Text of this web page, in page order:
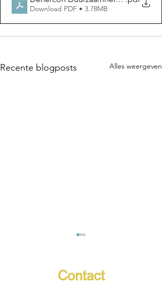
Download PDF • 3.78MB
Recente blogposts Alles weergeven
Contact